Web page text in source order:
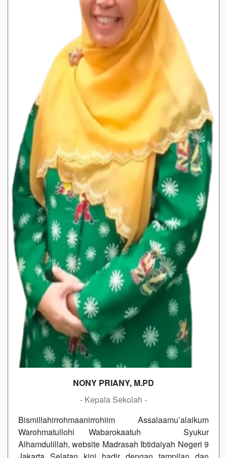
NONY PRIANY, M.PD
- Kepala Sekolah -
Bismillahirrohmaanirrohiim Assalaamu’alaikum
Warohmatullohi Wabarokaatuh Syukur
Alhamdulillah, website Madrasah Ibtidaiyah Negeri 9